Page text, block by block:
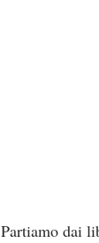
Partiamo dai